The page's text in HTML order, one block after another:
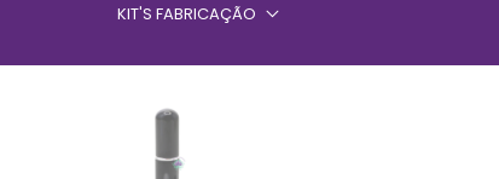
KIT'S FABRICAÇÃO